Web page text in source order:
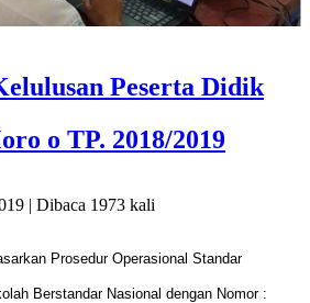
Peserta Didik
o TP. 2018/2019
| Dibaca 1973 kali
Prosedur Operasional Standar
Berstandar Nasional dengan Nomor :